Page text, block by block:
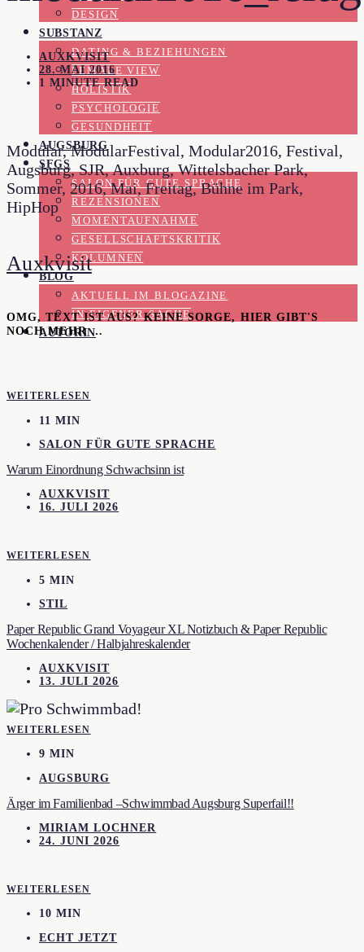
DESIGN
SUBSTANZ
DATING & BEZIEHUNGEN
FEMALE VIEW
HOLISTIK
PSYCHOLOGIE
GESUNDHEIT
AUGSBURG
SFGS
SALON FÜR GUTE SPRACHE
REZENSIONEN
MOMENTAUFNAHME
GESELLSCHAFTSKRITIK
KOLUMNEN
BLOG
AKTUELL IM BLOGAZINE
IN EIGENER SACHE
AUTORIN
AUXKVISIT
28. MAI 2016
1 MINUTE READ
Modular, ModularFestival, Modular2016, Festival,
Augsburg, SJR, Auxburg, Wittelsbacher Park,
Sommer, 2016, Mai, Freitag, Bühne im Park,
HipHop
Auxkvisit
OMG, TEXT IST AUS? KEINE SORGE, HIER GIBT'S
NOCH MEHR …
WEITERLESEN
11 MIN
SALON FÜR GUTE SPRACHE
Warum Einordnung Schwachsinn ist
AUXKVISIT
16. JULI 2026
WEITERLESEN
5 MIN
STIL
Paper Republic Grand Voyageur XL Notizbuch & Paper Republic
Wochenkalender / Halbjahreskalender
AUXKVISIT
13. JULI 2026
WEITERLESEN
9 MIN
AUGSBURG
Ärger im Familienbad –Schwimmbad Augsburg Superfail!!
MIRIAM LOCHNER
24. JUNI 2026
WEITERLESEN
10 MIN
ECHT JETZT